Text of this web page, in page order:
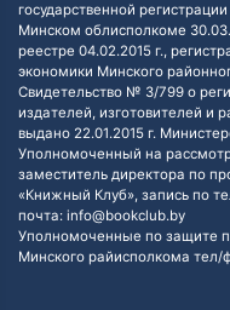
государственной
Минском облисполкоме
реестре 04.02.2015 г.,
экономики Минского
Свидетельство № 3/799 о
издателей, изготовителей и
выдано 22.01.2015 г.
Уполномоченный на
заместитель директора по
«Книжный Клуб», запись по
почта: info@bookclub.by
Уполномоченные по защите
Минского райисполкома тел/